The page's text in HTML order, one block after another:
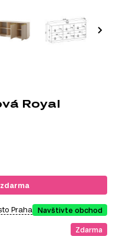
Royal
Praha Navštivte obchod
Zdarma